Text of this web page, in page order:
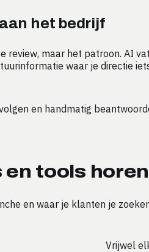
het bedrijf
review, maar het patroon. AI
waar je directie
en handmatig
tools
en waar je klanten je
Vrijwel